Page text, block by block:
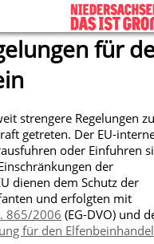
für
strengere Regelungen
getreten. Der EU-
oder Einfuhren
der
dienen dem Schutz der
und erfolgten mit
865/2006 (EG-DVO) und
für den Elfenbeinhandel